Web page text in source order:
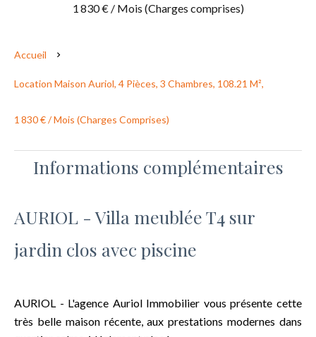
1 830 € / Mois (Charges comprises)
Accueil
Location Maison Auriol, 4 Pièces, 3 Chambres, 108.21 M²,
1 830 € / Mois (Charges Comprises)
Informations complémentaires
AURIOL - Villa meublée T4 sur
jardin clos avec piscine
AURIOL - L'agence Auriol Immobilier vous présente cette
très belle maison récente, aux prestations modernes dans